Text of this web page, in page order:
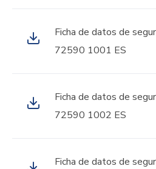
Ficha de datos de
72590 1001 ES
Ficha de datos de
72590 1002 ES
Ficha de datos de